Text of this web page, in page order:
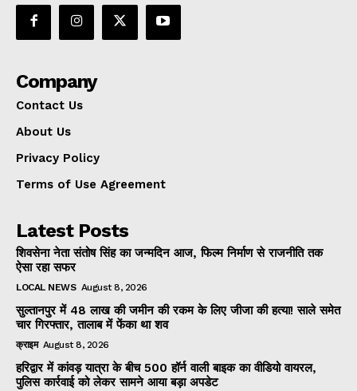
Company
Contact Us
About Us
Privacy Policy
Terms of Use Agreement
Latest Posts
शिवसेना नेता संतोष सिंह का जन्मदिन आज, फिल्म निर्माण से राजनीति तक
ऐसा रहा सफर
LOCAL NEWS August 8, 2026
सुल्तानपुर में 48 लाख की जमीन की रकम के लिए जीजा की हत्या! साले समेत
चार गिरफ्तार, तालाब में फेंका था शव
क्राइम August 8, 2026
हरिद्वार में कांवड़ यात्रा के बीच 500 हॉर्न वाली बाइक का वीडियो वायरल,
पुलिस कार्रवाई को लेकर सामने आया बड़ा अपडेट